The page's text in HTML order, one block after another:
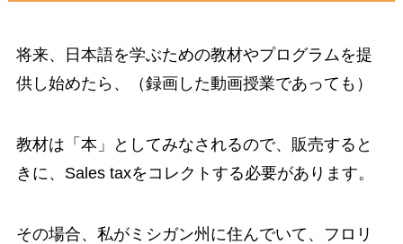
将来、日本語を学ぶための教材やプログラムを提
供し始めたら、（録画した動画授業であっても）
教材は「本」としてみなされるので、販売すると
きに、Sales taxをコレクトする必要があります。
その場合、私がミシガン州に住んでいて、フロリ